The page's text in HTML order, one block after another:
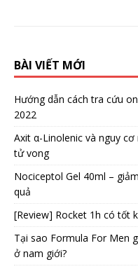
BÀI VIẾT MỚI
Hướng dẫn cách tra cứu
2022
Axit α-Linolenic và nguy
tử vong
Nociceptol Gel 40ml –
quả
[Review] Rocket 1h có tốt
Tại sao Formula For Men
ở nam giới?